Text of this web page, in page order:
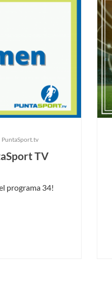
PuntaSport.tv
TV
programa 34!